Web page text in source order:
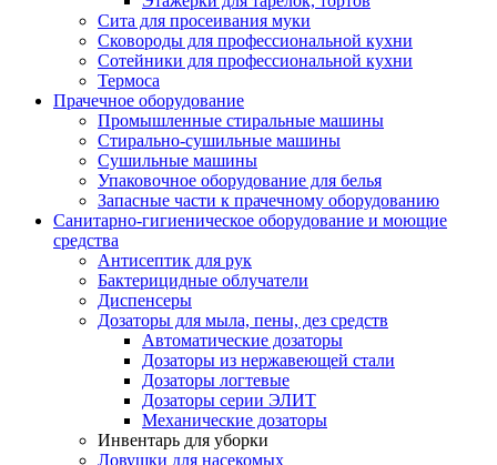
Сита для просеивания муки
Сковороды для профессиональной кухни
Сотейники для профессиональной кухни
Термоса
Прачечное оборудование
Промышленные стиральные машины
Стирально-сушильные машины
Сушильные машины
Упаковочное оборудование для белья
Запасные части к прачечному оборудованию
Санитарно-гигиеническое оборудование и моющие
средства
Антисептик для рук
Бактерицидные облучатели
Диспенсеры
Дозаторы для мыла, пены, дез средств
Автоматические дозаторы
Дозаторы из нержавеющей стали
Дозаторы логтевые
Дозаторы серии ЭЛИТ
Механические дозаторы
Инвентарь для уборки
Ловушки для насекомых